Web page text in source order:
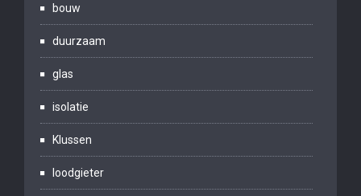
bouw
duurzaam
glas
isolatie
Klussen
loodgieter